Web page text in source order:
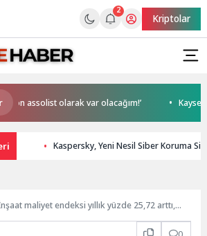
2
Kriptolar
assolist olarak var olacağım!’
Kaspersky, Yeni Nesil Siber Koruma
maliyet endeksi yıllık yüzde 25,72 arttı,